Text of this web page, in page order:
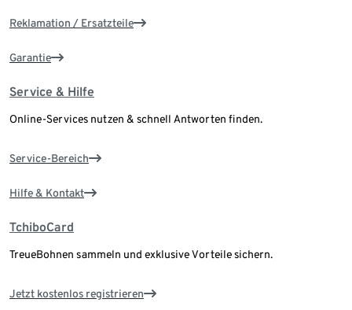
Reklamation / Ersatzteile
Garantie
Service & Hilfe
Online-Services nutzen & schnell Antworten finden.
Service-Bereich
Hilfe & Kontakt
TchiboCard
TreueBohnen sammeln und exklusive Vorteile sichern.
Jetzt kostenlos registrieren